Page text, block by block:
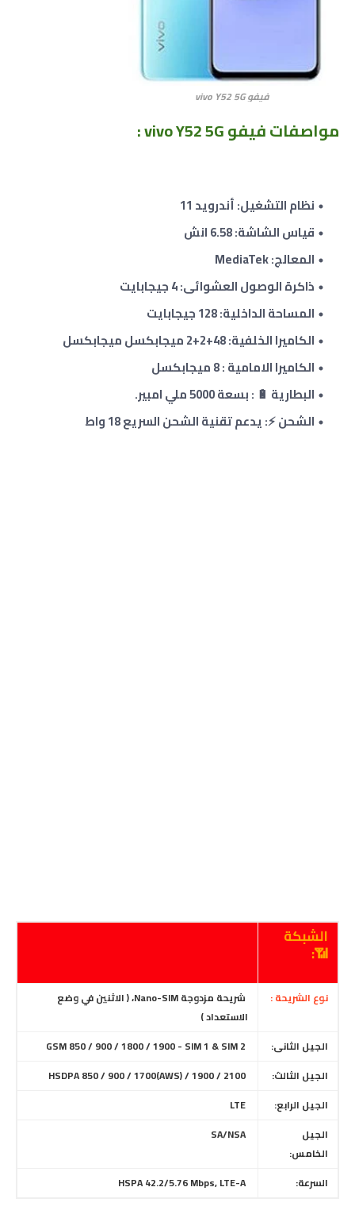
فيفو vivo Y52 5G
مواصفات فيفو vivo Y52 5G :
نظام التشغيل: أندرويد 11
قياس الشاشة: 6.58 انش
المعالج: MediaTek
ذاكرة الوصول العشوائى: 4 جيجابايت
المساحة الداخلية: 128 جيجابايت
الكاميرا الخلفية: 48
+2+2 ميجابكسل ميجابكسل
الكاميرا الامامية : 8 ميجابكسل
البطارية 🔋 : بسعة 5000 ملي امبير.
الشحن ⚡: يدعم تقنية الشحن السريع 18 واط
الشبكة
📶:
نوع الشريحة :
شريحة مزدوجة Nano-SIM، ( الاثنين في وضع
الاستعداد )
الجيل الثانى:
الجيل الثالث:
HSDPA 850 / 900 / 1700(AWS) / 1900 / 2100
الجيل الرابع:
LTE
الجيل
الخامس:
SA/NSA
السرعة: HSPA 42.2/5.76 Mbps, LTE-A